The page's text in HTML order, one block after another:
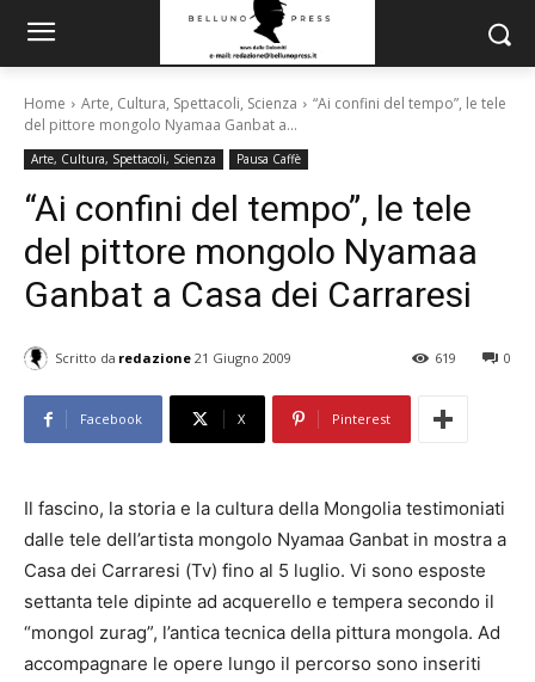
Home Arte, Cultura, Spettacoli, Scienza
“Ai confini del tempo”, le tele
del pittore mongolo Nyamaa Ganbat a...
Arte, Cultura, Spettacoli, Scienza Pausa Caffè
“Ai confini del tempo”, le tele
del pittore mongolo Nyamaa
Ganbat a Casa dei Carraresi
Scritto da redazione 21 Giugno 2009 0
619
Facebook X Pinterest
Il fascino, la storia e la cultura della Mongolia testimoniati
dalle tele dell’artista mongolo Nyamaa Ganbat in mostra a
Casa dei Carraresi (Tv) fino al 5 luglio. Vi sono esposte
settanta tele dipinte ad acquerello e tempera secondo il
“mongol zurag”, l’antica tecnica della pittura mongola. Ad
accompagnare le opere lungo il percorso sono inseriti